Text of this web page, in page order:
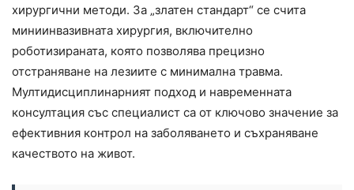
хирургични методи. За „златен стандарт“ се счита
миниинвазивната хирургия, включително
роботизираната, която позволява прецизно
отстраняване на лезиите с минимална травма.
Мултидисциплинарният подход и навременната
консултация със специалист са от ключово значение за
ефективния контрол на заболяването и съхраняване
качеството на живот.